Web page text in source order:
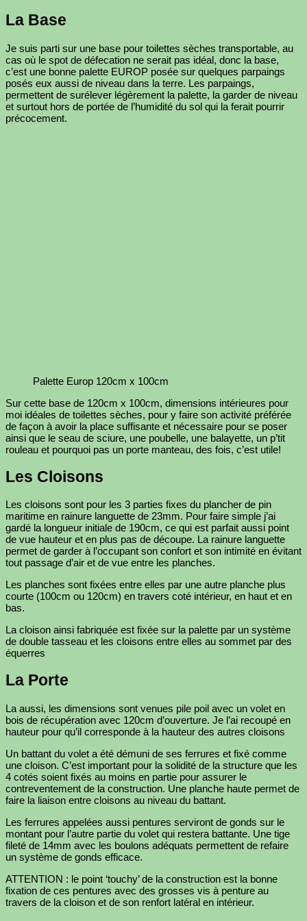
La Base
Je suis parti sur une base pour toilettes sèches transportable, au
cas où le spot de défecation ne serait pas idéal, donc la base,
c’est une bonne palette EUROP posée sur quelques parpaings
posés eux aussi de niveau dans la terre. Les parpaings,
permettent de surélever légèrement la palette, la garder de niveau
et surtout hors de portée de l’humidité du sol qui la ferait pourrir
précocement.
Palette Europ 120cm x 100cm
Sur cette base de 120cm x 100cm, dimensions intérieures pour
moi idéales de toilettes sèches, pour y faire son activité préférée
de façon à avoir la place suffisante et nécessaire pour se poser
ainsi que le seau de sciure, une poubelle, une balayette, un p’tit
rouleau et pourquoi pas un porte manteau, des fois, c’est utile!
Les Cloisons
Les cloisons sont pour les 3 parties fixes du plancher de pin
maritime en rainure languette de 23mm. Pour faire simple j’ai
gardé la longueur initiale de 190cm, ce qui est parfait aussi point
de vue hauteur et en plus pas de découpe. La rainure languette
permet de garder à l’occupant son confort et son intimité en évitant
tout passage d’air et de vue entre les planches.
Les planches sont fixées entre elles par une autre planche plus
courte (100cm ou 120cm) en travers coté intérieur, en haut et en
bas.
La cloison ainsi fabriquée est fixée sur la palette par un système
de double tasseau et les cloisons entre elles au sommet par des
équerres
La Porte
La aussi, les dimensions sont venues pile poil avec un volet en
bois de récupération avec 120cm d’ouverture. Je l’ai recoupé en
hauteur pour qu’il corresponde à la hauteur des autres cloisons
Un battant du volet a été démuni de ses ferrures et fixé comme
une cloison. C’est important pour la solidité de la structure que les
4 cotés soient fixés au moins en partie pour assurer le
contreventement de la construction. Une planche haute permet de
faire la liaison entre cloisons au niveau du battant.
Les ferrures appelées aussi pentures serviront de gonds sur le
montant pour l’autre partie du volet qui restera battante. Une tige
fileté de 14mm avec les boulons adéquats permettent de refaire
un système de gonds efficace.
ATTENTION : le point ‘touchy’ de la construction est la bonne
fixation de ces pentures avec des grosses vis à penture au
travers de la cloison et de son renfort latéral en intérieur.